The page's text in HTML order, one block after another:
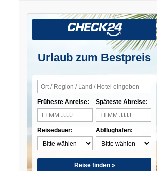
Urlaub zum Bestpreis
Früheste Anreise:
Reisedauer:
Späteste Abreise:
Abflughafen:
Reise finden »